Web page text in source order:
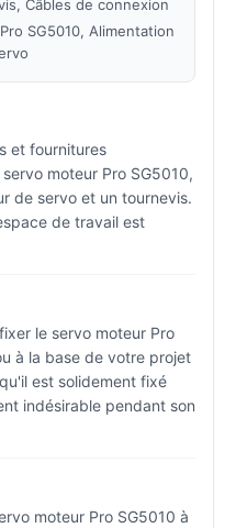
Câbles de connexion
SG5010, Alimentation
et fournitures
moteur Pro SG5010,
de servo et un tournevis.
de travail est
le servo moteur Pro
à la base de votre projet
est solidement fixé
indésirable pendant son
moteur Pro SG5010 à